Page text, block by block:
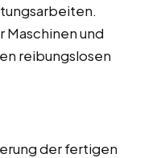
Maschinen und
reibungslosen
der fertigen